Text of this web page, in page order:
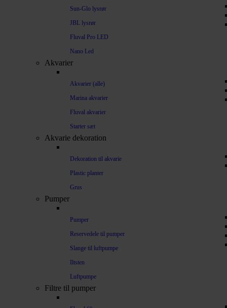
Sun-Glo lysrør
JBL lysrør
Fluval Pro LED
Nano Led
Akvarier
Akvarier (alle)
Marina akvarier
Fluval akvarier
Starter sæt
Akvarie dekoration
Dekoration til akvarie
Plastic planter
Grus
Pumper
Pumper
Reservedele til pumper
Slange til luftpumpe
Iltsten
Luftpumpe
Filtre til pumper